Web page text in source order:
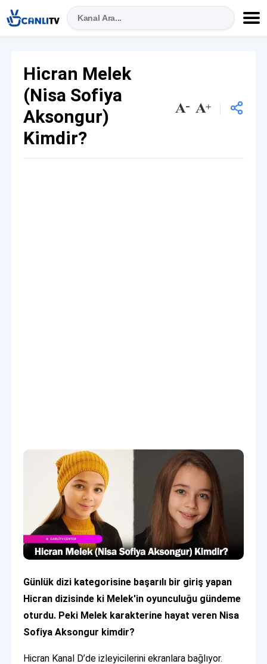
Hicran Melek
(Nisa Sofiya
Aksongur)
Kimdir?
Günlük dizi kategorisine başarılı bir giriş yapan
Hicran dizisinde ki Melek'in oyunculuğu gündeme
oturdu. Peki Melek karakterine hayat veren Nisa
Sofiya Aksongur kimdir?
Hicran Kanal D’de izleyicilerini ekranlara bağlıyor.